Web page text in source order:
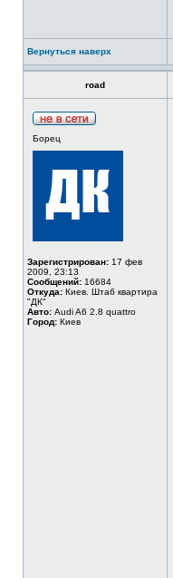
Вернуться наверх
road
Борец
Зарегистрирован: 17 фев
2009, 23:13
Сообщений: 16684
Откуда: Киев. Штаб квартира
"ДК"
Авто: Audi A6 2.8 quattro
Город: Киев